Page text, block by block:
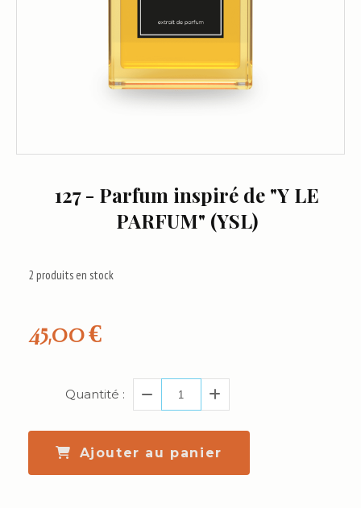
127 - Parfum inspiré de "Y LE
PARFUM" (YSL)
45,00€
2 produits en stock
Quantité :
Ajouter au panier